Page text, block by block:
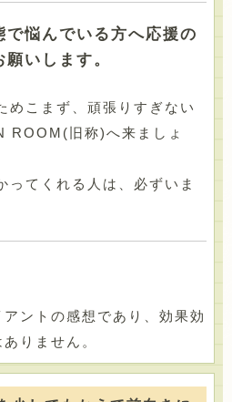
で悩んでいる方へ応援の
いします。
めこまず、頑張りすぎない
ROOM(旧称)へ来ましょ
ってくれる人は、必ずいま
ントの感想であり、効果効
りません。